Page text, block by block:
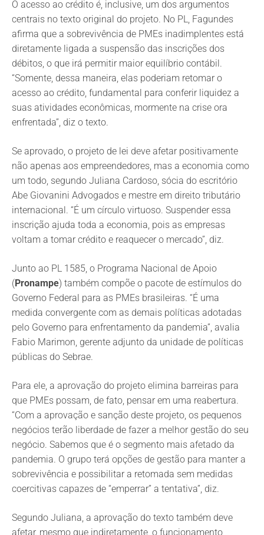
O acesso ao crédito é, inclusive, um dos argumentos
centrais no texto original do projeto. No PL, Fagundes
afirma que a sobrevivência de PMEs inadimplentes está
diretamente ligada a suspensão das inscrições dos
débitos, o que irá permitir maior equilíbrio contábil.
“Somente, dessa maneira, elas poderiam retomar o
acesso ao crédito, fundamental para conferir liquidez a
suas atividades econômicas, mormente na crise ora
enfrentada”, diz o texto.
Se aprovado, o projeto de lei deve afetar positivamente
não apenas aos empreendedores, mas a economia como
um todo, segundo Juliana Cardoso, sócia do escritório
Abe Giovanini Advogados e mestre em direito tributário
internacional. “É um círculo virtuoso. Suspender essa
inscrição ajuda toda a economia, pois as empresas
voltam a tomar crédito e reaquecer o mercado”, diz.
Junto ao PL 1585, o Programa Nacional de Apoio
(Pronampe) também compõe o pacote de estímulos do
Governo Federal para as PMEs brasileiras. “É uma
medida convergente com as demais políticas adotadas
pelo Governo para enfrentamento da pandemia”, avalia
Fabio Marimon, gerente adjunto da unidade de políticas
públicas do Sebrae.
Para ele, a aprovação do projeto elimina barreiras para
que PMEs possam, de fato, pensar em uma reabertura.
“Com a aprovação e sanção deste projeto, os pequenos
negócios terão liberdade de fazer a melhor gestão do seu
negócio. Sabemos que é o segmento mais afetado da
pandemia. O grupo terá opções de gestão para manter a
sobrevivência e possibilitar a retomada sem medidas
coercitivas capazes de “emperrar” a tentativa”, diz.
Segundo Juliana, a aprovação do texto também deve
afetar, mesmo que indiretamente, o funcionamento